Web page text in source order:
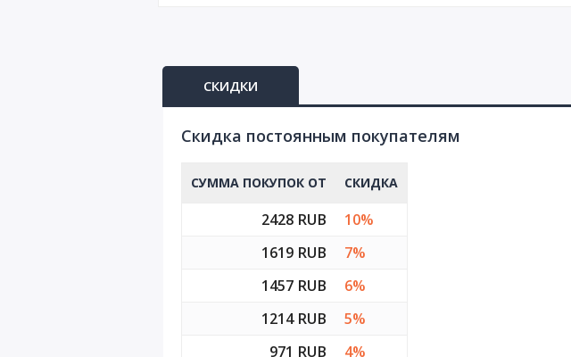
СКИДКИ
Cкидка постоянным покупателям
СУММА ПОКУПОК ОТ СКИДКА
2428 RUB
10%
1619 RUB
7%
1457 RUB
6%
1214 RUB
5%
971 RUB
4%